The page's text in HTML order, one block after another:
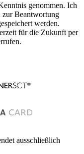
genommen. Ich
zur Beantwortung
werden.
für die Zukunft per
ausschließlich